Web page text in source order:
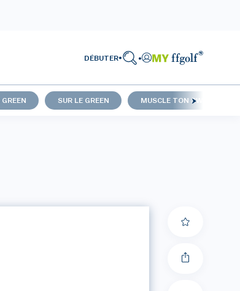
DÉBUTER
SUR LE GREEN MUSCLE TON SWING